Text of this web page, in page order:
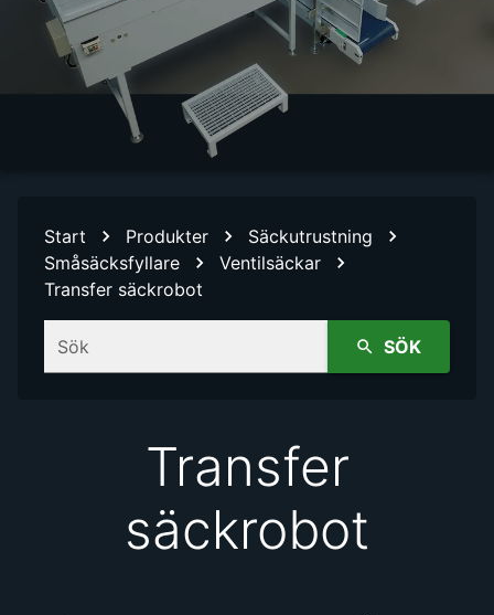
Start Produkter
Säckutrustning
Småsäcksfyllare
Ventilsäckar
Transfer säckrobot
Sök SÖK
Transfer
säckrobot